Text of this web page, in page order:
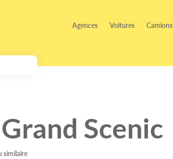
Agences Voitures Camions
Scenic
similaire